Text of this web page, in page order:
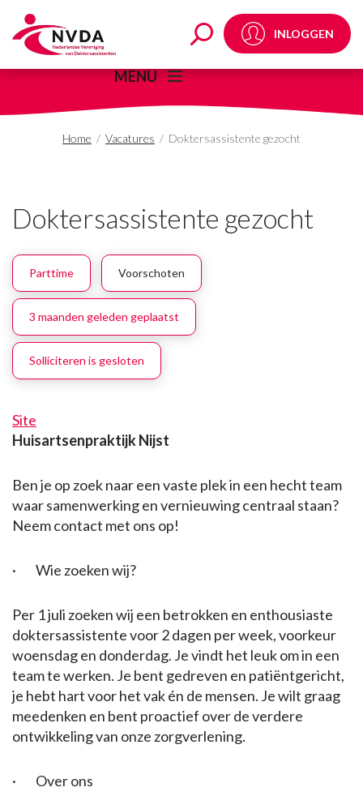
DoktersassistenteINLOGGEN
MENU
Home / Vacatures / Doktersassistente gezocht
Doktersassistente gezocht
Parttime Voorschoten
3 maanden geleden geplaatst
Solliciteren is gesloten
Site
Huisartsenpraktijk Nijst
Ben je op zoek naar een vaste plek in een hecht team
waar samenwerking en vernieuwing centraal staan?
Neem contact met ons op!
· Wie zoeken wij?
Per 1 juli zoeken wij een betrokken en enthousiaste
doktersassistente voor 2 dagen per week, voorkeur
woensdag en donderdag. Je vindt het leuk om in een
team te werken. Je bent gedreven en patiëntgericht,
je hebt hart voor het vak én de mensen. Je wilt graag
meedenken en bent proactief over de verdere
ontwikkeling van onze zorgverlening.
· Over ons